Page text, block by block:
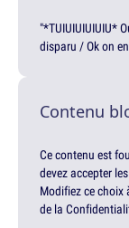
"*TUIUIUIUIUIU*
disparu / Ok on
Contenu
Ce contenu est
devez accepter
Modifiez ce choix
de la